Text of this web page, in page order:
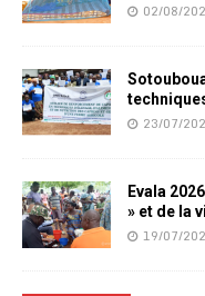
02/08/
23/07/
Evala
» et de la
19/07/